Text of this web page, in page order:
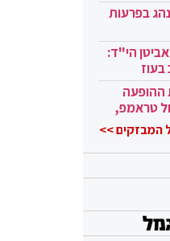
כשנהג בפרעות
הי"ד:
ההופעה
טראמפ,
המבזקים >>